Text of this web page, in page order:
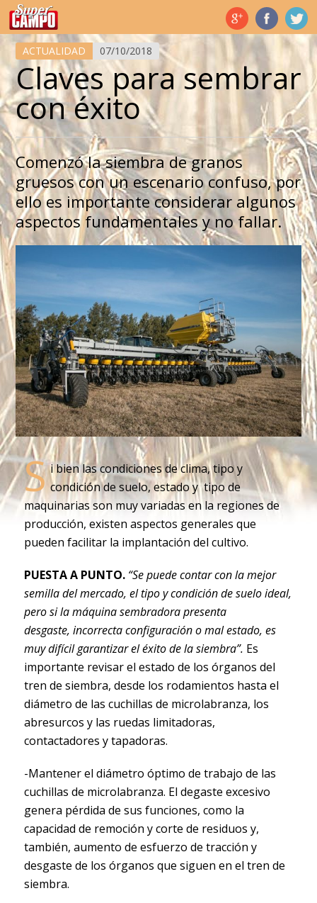
Temas de hoy
ACTUALIDAD 07/10/2018
Claves para sembrar
con éxito
Comenzó la siembra de granos
gruesos con un escenario confuso, por
ello es importante considerar algunos
aspectos fundamentales y no fallar.
S i bien las condiciones de clima, tipo y
condición de suelo, estado y tipo de
maquinarias son muy variadas en la regiones de
producción, existen aspectos generales que
pueden facilitar la implantación del cultivo.
PUESTA A PUNTO. “Se puede contar con la mejor
semilla del mercado, el tipo y condición de suelo ideal,
pero si la máquina sembradora presenta
desgaste, incorrecta configuración o mal estado, es
muy difícil garantizar el éxito de la siembra”. Es
importante revisar el estado de los órganos del
tren de siembra, desde los rodamientos hasta el
diámetro de las cuchillas de microlabranza, los
abresurcos y las ruedas limitadoras,
contactadores y tapadoras.
-Mantener el diámetro óptimo de trabajo de las
cuchillas de microlabranza. El degaste excesivo
genera pérdida de sus funciones, como la
capacidad de remoción y corte de residuos y,
también, aumento de esfuerzo de tracción y
desgaste de los órganos que siguen en el tren de
siembra.